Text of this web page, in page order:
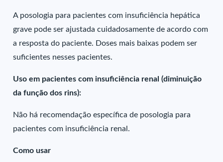
A posologia para pacientes com insuficiência hepática
grave pode ser ajustada cuidadosamente de acordo com
a resposta do paciente. Doses mais baixas podem ser
suficientes nesses pacientes.
Uso em pacientes com insuficiência renal (diminuição
da função dos rins):
Não há recomendação específica de posologia para
pacientes com insuficiência renal.
Como usar